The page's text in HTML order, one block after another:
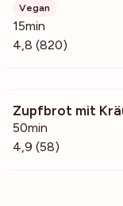
Vegan
15min
4,8 (820)
Zupfbrot mit
50min
4,9 (58)